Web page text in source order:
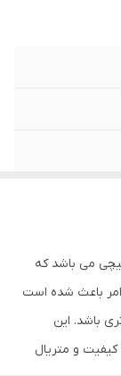
برند اصلی ناکامیچی می باشد که
امر باعث شده است
باشد. این
و متریال